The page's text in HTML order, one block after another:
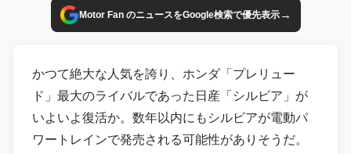
Motor Fan のニュースをGoogle検索で優先表示→
かつて絶大な人気を誇り、ホンダ「プレリュー
ド」最大のライバルであった日産「シルビア」が
いよいよ復活か。数年以内にもシルビアが電動パ
ワートレインで発売される可能性がありそうだ。